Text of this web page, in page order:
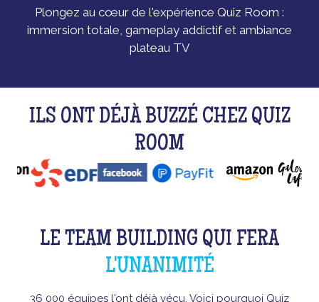
Plongez au cœur de l'expérience Quiz Room :
immersion totale, gameplay addictif et ambiance
plateau TV
ILS ONT DÉJÀ BUZZÉ CHEZ QUIZ
ROOM
LE TEAM BUILDING QUI FERA
L'UNANIMITÉ
36 000 équipes l'ont déjà vécu. Voici pourquoi Quiz